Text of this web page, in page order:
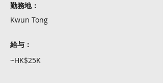
勤務地：
Kwun Tong
給与：
~HK$25K